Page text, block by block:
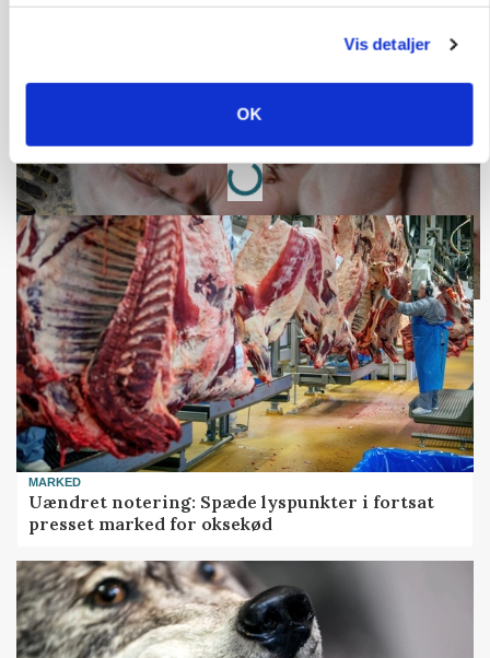
Vis detaljer
OK
Annonce
Grisebestanden stiger trods svagere
Annonce
Loading...
MARKED
Uændret notering: Spæde lyspunkter i fortsat
presset marked for oksekød